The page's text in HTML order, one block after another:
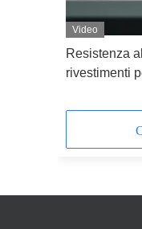
Video
Resistenza
rivestimenti